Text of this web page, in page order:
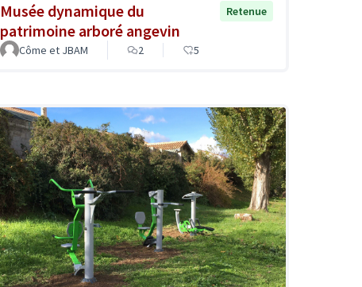
Musée dynamique du
patrimoine arboré angevin
Retenue
Côme et JBAM 2 5